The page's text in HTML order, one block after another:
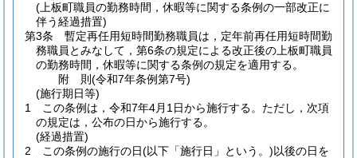
(上板町職員の勤務時間，休暇等に関する条例の一部改正に
伴う経過措置)
第3条
暫定再任用短時間勤務職員は，定年前再任用短時間勤
務職員とみなして，第6条の規定による改正後の上板町職員
の勤務時間，休暇等に関する条例の規定を適用する。
附 則(令和7年条例第7号)
(施行期日等)
1
この条例は，令和7年4月1日から施行する。 ただし，次項
の規定は，公布の日から施行する。
(経過措置)
2
この条例の施行の日(以下「施行日」という。)以後の日を